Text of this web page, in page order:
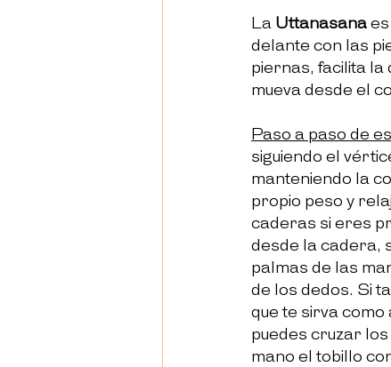
La Uttanasana
delante con las
piernas, facilita la
mueva desde el
Paso a paso de
siguiendo el
manteniendo la
propio peso y
caderas si eres
desde la cadera,
palmas de las
de los dedos. Si
que te sirva como
puedes cruzar
mano el tobillo